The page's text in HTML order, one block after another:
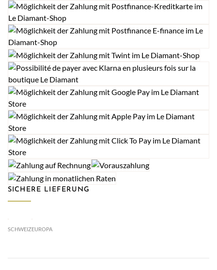
SICHERE LIEFERUNG
SCHWEIZEUROPA